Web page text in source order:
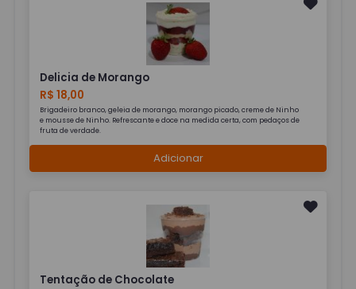
Delicia de Morango
R$ 18,00
Brigadeiro branco, geleia de morango, morango picado, creme de Ninho
e mousse de Ninho. Refrescante e doce na medida certa, com pedaços de
fruta de verdade.
Adicionar
Tentação de Chocolate